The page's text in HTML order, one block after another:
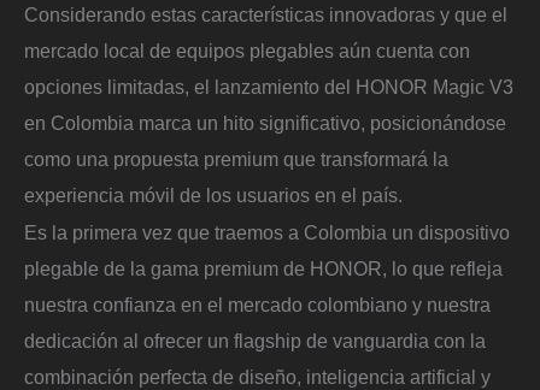
Considerando estas características innovadoras y que el
mercado local de equipos plegables aún cuenta con
opciones limitadas, el lanzamiento del HONOR Magic V3
en Colombia marca un hito significativo, posicionándose
como una propuesta premium que transformará la
experiencia móvil de los usuarios en el país.
Es la primera vez que traemos a Colombia un dispositivo
plegable de la gama premium de HONOR, lo que refleja
nuestra confianza en el mercado colombiano y nuestra
dedicación al ofrecer un flagship de vanguardia con la
combinación perfecta de diseño, inteligencia artificial y